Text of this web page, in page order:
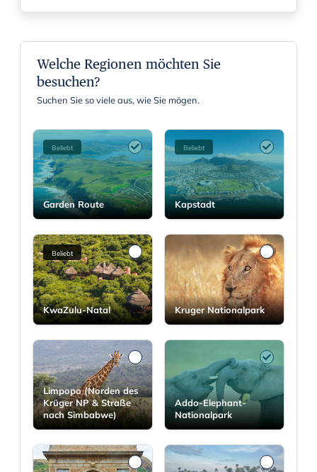
Welche Regionen möchten Sie
besuchen?
Suchen Sie so viele aus, wie Sie mögen.
Beliebt
Garden Route
Beliebt
Kapstadt
Beliebt
KwaZulu-Natal Kruger Nationalpark
Limpopo (Norden des
Krüger NP & Straße
nach Simbabwe)
Addo-Elephant-
Nationalpark